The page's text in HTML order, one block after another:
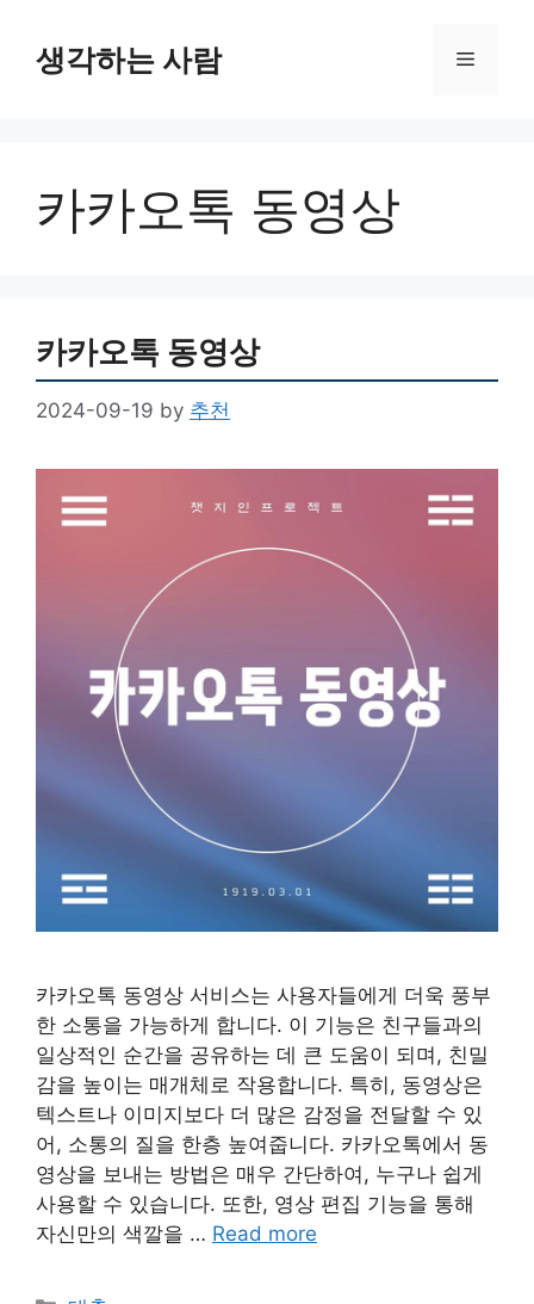
content생각하는 사람 Menu
카카오톡 동영상
카카오톡 동영상
2024-09-19 by 추천
카카오톡 동영상 서비스는 사용자들에게 더욱 풍부
한 소통을 가능하게 합니다. 이 기능은 친구들과의
일상적인 순간을 공유하는 데 큰 도움이 되며, 친밀
감을 높이는 매개체로 작용합니다. 특히, 동영상은
텍스트나 이미지보다 더 많은 감정을 전달할 수 있
어, 소통의 질을 한층 높여줍니다. 카카오톡에서 동
영상을 보내는 방법은 매우 간단하여, 누구나 쉽게
사용할 수 있습니다. 또한, 영상 편집 기능을 통해
자신만의 색깔을 … Read more